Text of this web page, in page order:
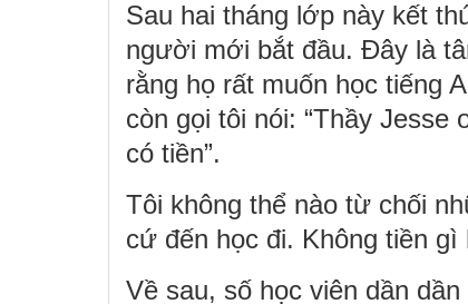
Sau hai tháng lớp này kết
người mới bắt đầu. Đây là
rằng họ rất muốn học tiếng
còn gọi tôi nói: “Thầy Jesse
có tiền”.
Tôi không thể nào từ chối
cứ đến học đi. Không tiền gì
Về sau, số học viên dần